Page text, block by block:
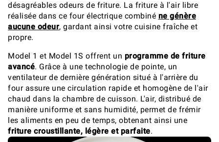
désagréables odeurs de friture. La friture à l'air libre
réalisée dans ce four électrique combiné ne génère
aucune odeur, gardant ainsi votre cuisine fraîche et
propre.
Model 1 et Model 1S offrent un programme de friture
avancé. Grâce à une technologie de pointe, un
ventilateur de dernière génération situé à l'arrière du
four assure une circulation rapide et homogène de l'air
chaud dans la chambre de cuisson. L'air, distribué de
manière uniforme et sans humidité, permet de frémir
les aliments en peu de temps, obtenant ainsi une
friture croustillante, légère et parfaite.